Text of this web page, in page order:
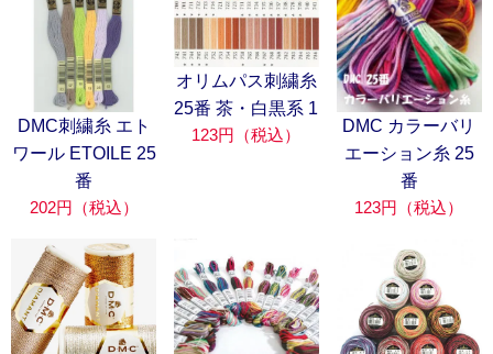
DMC刺繍糸 エト
ワール ETOILE 25
番
202円（税込）
オリムパス刺繍糸
25番 茶・白黒系 1
123円（税込）
DMC カラーバリ
エーション糸 25
番
123円（税込）